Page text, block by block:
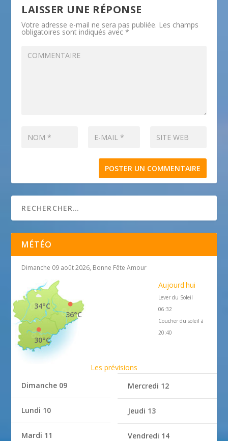
LAISSER UNE RÉPONSE
Votre adresse e-mail ne sera pas publiée. Les champs
obligatoires sont indiqués avec*
MÉTÉO
Dimanche 09 août 2026, Bonne Fête Amour
36°C
34°C
30°C
Aujourd'hui
Lever du Soleil
06:32
Coucher du soleil à
20:40
Les prévisions
Dimanche 09
Lundi 10
Mardi 11
Mercredi 12
Jeudi 13
Vendredi 14